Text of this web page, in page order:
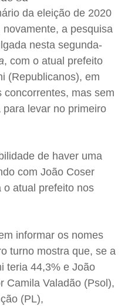
da eleição de 2020
a pesquisa
nesta segunda-
, com o atual prefeito
(Republicanos), em
mas sem
levar no primeiro
de haver uma
com João Coser
o atual prefeito nos
informar os nomes
turno mostra que, se a
teria 44,3% e João
Camila Valadão (Psol),
(PL),